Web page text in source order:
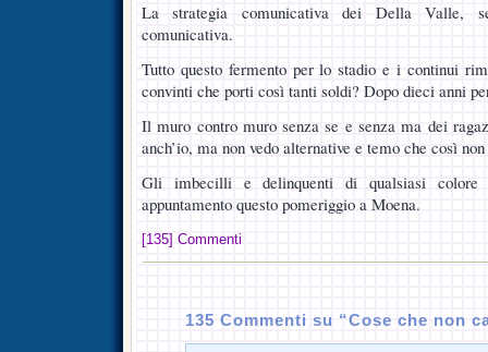
La strategia comunicativa dei Della Valle,
comunicativa.
Tutto questo fermento per lo stadio e i continui
convinti che porti così tanti soldi? Dopo dieci anni
Il muro contro muro senza se e senza ma dei
anch’io, ma non vedo alternative e temo che così
Gli imbecilli e delinquenti di qualsiasi
appuntamento questo pomeriggio a Moena.
[135] Commenti
135 Commenti su “Cose che non